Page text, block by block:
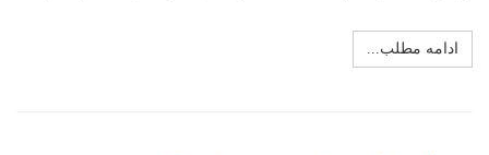
ادامه مطلب...